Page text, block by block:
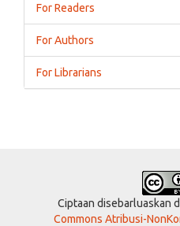
For Readers
For Authors
For Librarians
Ciptaan disebarluaskan
Commons Atribusi-